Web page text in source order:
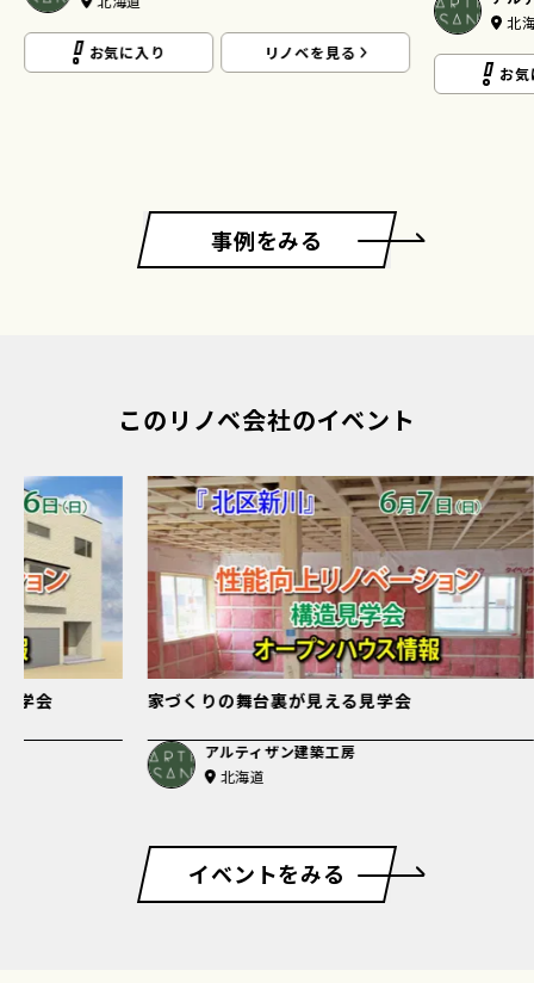
お気に入り リノベを見る
フェ/ミッ
の他
アル
北
事例をみる
このリノベ会社のイベント
２世帯住宅へリノベーション完成見学会
アルティザン建築工房
北海道
イベントをみる